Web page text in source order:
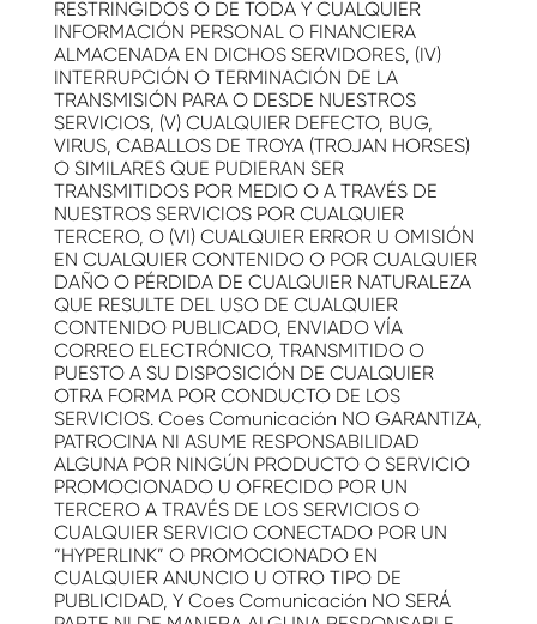
RESTRINGIDOS O DE TODA Y CUALQUIER
INFORMACIÓN PERSONAL O FINANCIERA
ALMACENADA EN DICHOS SERVIDORES, (IV)
INTERRUPCIÓN O TERMINACIÓN DE LA
TRANSMISIÓN PARA O DESDE NUESTROS
SERVICIOS, (V) CUALQUIER DEFECTO, BUG,
VIRUS, CABALLOS DE TROYA (TROJAN HORSES)
O SIMILARES QUE PUDIERAN SER
TRANSMITIDOS POR MEDIO O A TRAVÉS DE
NUESTROS SERVICIOS POR CUALQUIER
TERCERO, O (VI) CUALQUIER ERROR U OMISIÓN
EN CUALQUIER CONTENIDO O POR CUALQUIER
DAÑO O PÉRDIDA DE CUALQUIER NATURALEZA
QUE RESULTE DEL USO DE CUALQUIER
CONTENIDO PUBLICADO, ENVIADO VÍA
CORREO ELECTRÓNICO, TRANSMITIDO O
PUESTO A SU DISPOSICIÓN DE CUALQUIER
OTRA FORMA POR CONDUCTO DE LOS
SERVICIOS. Coes Comunicación NO GARANTIZA,
PATROCINA NI ASUME RESPONSABILIDAD
ALGUNA POR NINGÚN PRODUCTO O SERVICIO
PROMOCIONADO U OFRECIDO POR UN
TERCERO A TRAVÉS DE LOS SERVICIOS O
CUALQUIER SERVICIO CONECTADO POR UN
“HYPERLINK” O PROMOCIONADO EN
CUALQUIER ANUNCIO U OTRO TIPO DE
PUBLICIDAD, Y Coes Comunicación NO SERÁ